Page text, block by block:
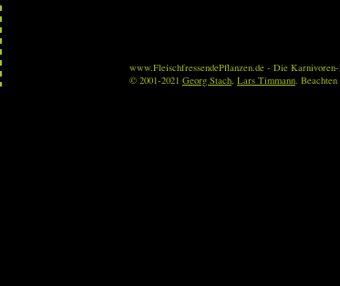
www.FleischfressendePflanzen.de - Die Karnivoren-
© 2001-2021 Georg Stach Lars Timmann .